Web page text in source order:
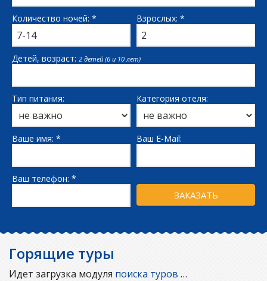
Количество ночей: * Взрослых: *
Детей, возраст: 2 детей (6 и 10 лет)
Тип питания: Категория отеля:
Ваше имя: * Ваш E-Mail:
Ваш телефон: *
Горящие туры
Идет загрузка модуля поиска туров …